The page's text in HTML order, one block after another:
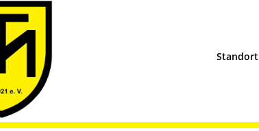
Standort